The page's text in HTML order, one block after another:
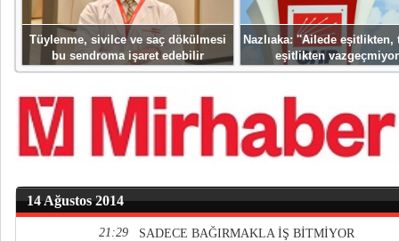
Tüylenme, sivilce ve saç dökülmesi
bu sendroma işaret edebilir
Nazlıaka: ''Ailede eşitlikten,
eşitlikten
14 Ağustos 2014
21:29 SADECE BAĞIRMAKLA İŞ BİTMİYOR